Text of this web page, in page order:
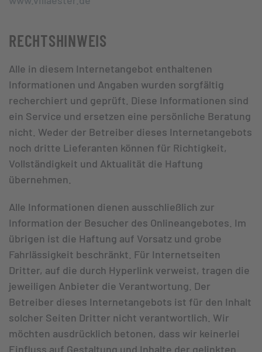
RECHTSHINWEIS
Alle in diesem Internetangebot enthaltenen
Informationen und Angaben wurden sorgfältig
recherchiert und geprüft. Diese Informationen sind
ein Service und ersetzen eine persönliche Beratung
nicht. Weder der Betreiber dieses Internetangebots
noch dritte Lieferanten können für Richtigkeit,
Vollständigkeit und Aktualität die Haftung
übernehmen.
Alle Informationen dienen ausschließlich zur
Information der Besucher des Onlineangebotes. Im
übrigen ist die Haftung auf Vorsatz und grobe
Fahrlässigkeit beschränkt. Für Internetseiten
Dritter, auf die durch Hyperlink verweist, tragen die
jeweiligen Anbieter die Verantwortung. Der
Betreiber dieses Internetangebots ist für den Inhalt
solcher Seiten Dritter nicht verantwortlich. Wir
möchten ausdrücklich betonen, dass wir keinerlei
Einfluss auf Gestaltung und Inhalte der gelinkten